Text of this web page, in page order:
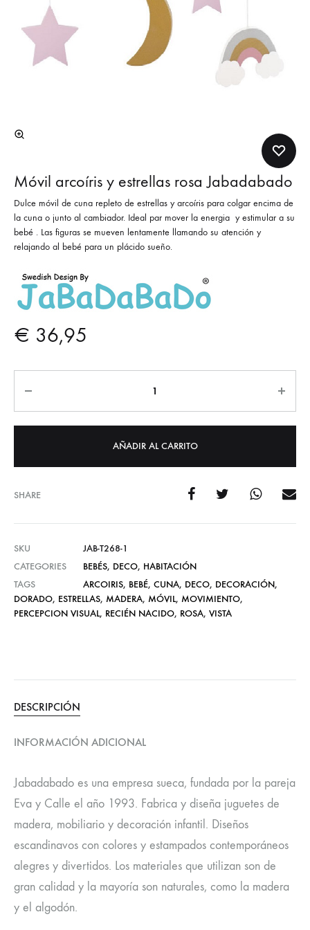
Móvil arcoíris y estrellas rosa Jabadabado
Dulce móvil de cuna repleto de estrellas y arcoíris para colgar encima de
la cuna o junto al cambiador. Ideal par mover la energia y estimular a su
bebé . Las figuras se mueven lentamente llamando su atención y
relajando al bebé para un plácido sueño.
€ 36,95
AÑADIR AL CARRITO
SHARE
SKU
JAB-T268-1
CATEGORIES
BEBÉS, DECO, HABITACIÓN
TAGS
ARCOIRIS, BEBÉ, CUNA, DECO, DECORACIÓN,
DORADO, ESTRELLAS, MADERA, MÓVIL, MOVIMIENTO,
PERCEPCION VISUAL, RECIÉN NACIDO, ROSA, VISTA
DESCRIPCIÓN
INFORMACIÓN ADICIONAL
Jabadabado es una empresa sueca, fundada por la pareja
Eva y Calle el año 1993. Fabrica y diseña juguetes de
madera, mobiliario y decoración infantil. Diseños
escandinavos con colores y estampados contemporáneos
alegres y divertidos. Los materiales que utilizan son de
gran calidad y la mayoría son naturales, como la madera
y el algodón.